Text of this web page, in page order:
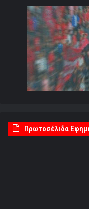
Πρωτοσέλιδα